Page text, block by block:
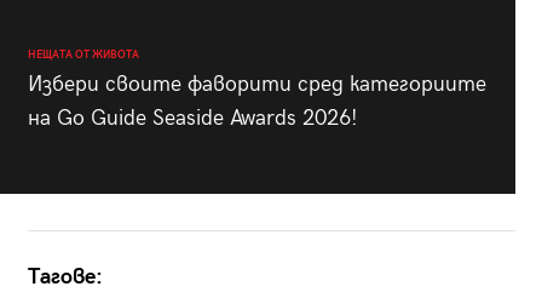
НЕЩАТА ОТ ЖИВОТА
Избери своите фаворити сред категориите
на Go Guide Seaside Awards 2026!
Тагове: